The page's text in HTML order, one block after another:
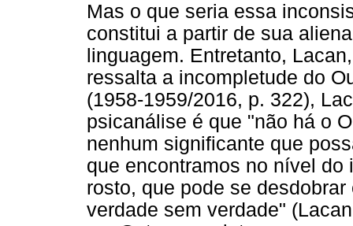
Mas o que seria essa
constitui a partir de sua
linguagem. Entretanto,
ressalta a incompletude do
(1958-1959/2016, p. 322),
psicanálise é que "não há o
nenhum significante que
que encontramos no nível
rosto, que pode se
verdade sem verdade"